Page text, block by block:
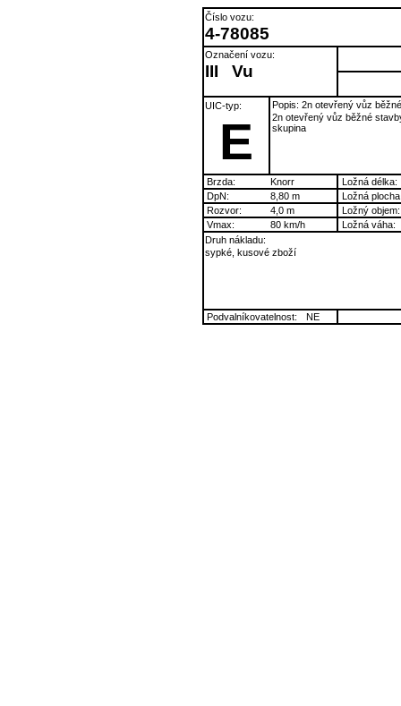
Číslo vozu:
4-78085
Označení vozu:
III Vu
UIC-typ:
E
Popis: 2n otevřený vůz
2n otevřený vůz běžné
skupina
Brzda: Knorr
Ložná délka:
DpN:
8,80 m
Ložná
Rozvor:
4,0 m
Ložný objem:
Vmax:
80 km/h
Ložná váha:
Druh nákladu:
sypké, kusové zboží
Podvalníkovatelnost: NE